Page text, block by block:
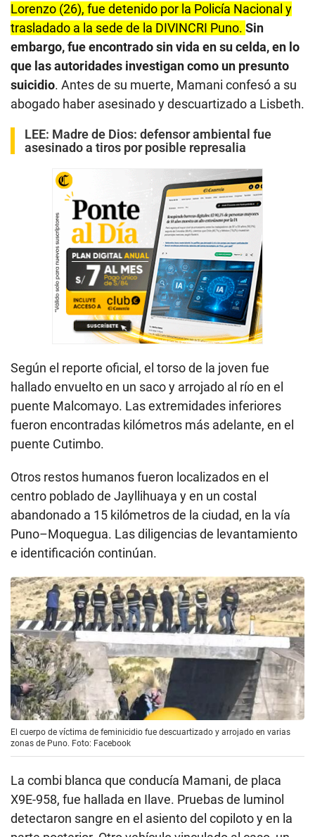
Lorenzo (26), fue detenido por la Policía Nacional y
trasladado a la sede de la DIVINCRI Puno. Sin
embargo, fue encontrado sin vida en su celda, en lo
que las autoridades investigan como un presunto
suicidio. Antes de su muerte, Mamani confesó a su
abogado haber asesinado y descuartizado a Lisbeth.
LEE: Madre de Dios: defensor ambiental fue
asesinado a tiros por posible represalia
Según el reporte oficial, el torso de la joven fue
hallado envuelto en un saco y arrojado al río en el
puente Malcomayo. Las extremidades inferiores
fueron encontradas kilómetros más adelante, en el
puente Cutimbo.
Otros restos humanos fueron localizados en el
centro poblado de Jayllihuaya y en un costal
abandonado a 15 kilómetros de la ciudad, en la vía
Puno–Moquegua. Las diligencias de levantamiento
e identificación continúan.
El cuerpo de víctima de feminicidio fue descuartizado y arrojado en varias
zonas de Puno. Foto: Facebook
La combi blanca que conducía Mamani, de placa
X9E-958, fue hallada en Ilave. Pruebas de luminol
detectaron sangre en el asiento del copiloto y en la